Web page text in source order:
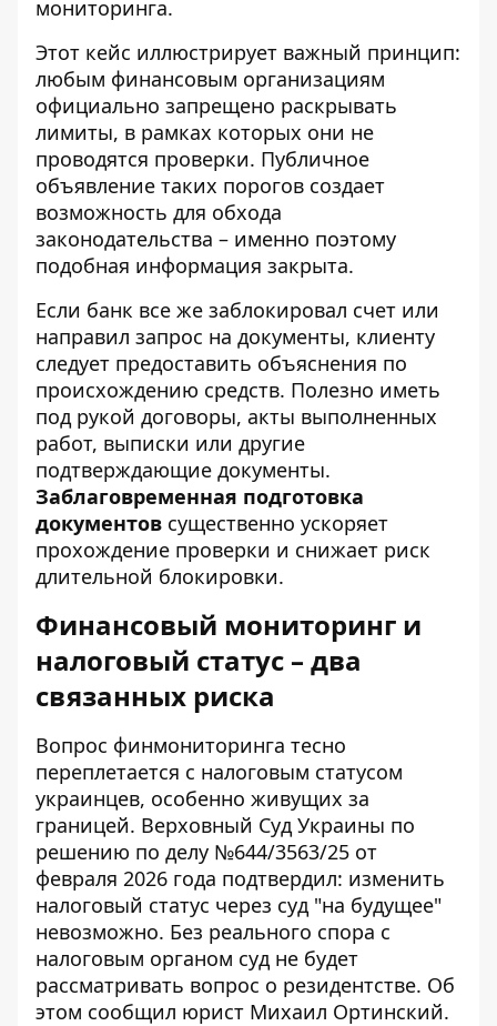
мониторинга.
Этот кейс иллюстрирует важный принцип:
любым финансовым организациям
официально запрещено раскрывать
лимиты, в рамках которых они не
проводятся проверки. Публичное
объявление таких порогов создает
возможность для обхода
законодательства – именно поэтому
подобная информация закрыта.
Если банк все же заблокировал счет или
направил запрос на документы, клиенту
следует предоставить объяснения по
происхождению средств. Полезно иметь
под рукой договоры, акты выполненных
работ, выписки или другие
подтверждающие документы.
Заблаговременная подготовка
документов существенно ускоряет
прохождение проверки и снижает риск
длительной блокировки.
Финансовый мониторинг и
налоговый статус – два
связанных риска
Вопрос финмониторинга тесно
переплетается с налоговым статусом
украинцев, особенно живущих за
границей. Верховный Суд Украины по
решению по делу №644/3563/25 от
февраля 2026 года подтвердил: изменить
налоговый статус через суд "на будущее"
невозможно. Без реального спора с
налоговым органом суд не будет
рассматривать вопрос о резидентстве. Об
этом сообщил юрист Михаил Ортинский.